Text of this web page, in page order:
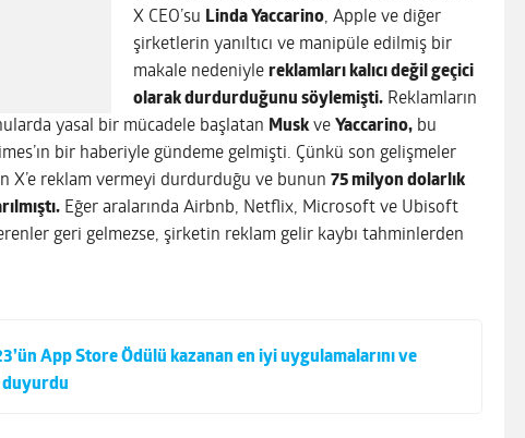
X CEO’su Linda Yaccarino, Apple ve diğer
şirketlerin yanıltıcı ve manipüle edilmiş bir
makale nedeniyle reklamları kalıcı değil geçici
olarak durdurduğunu söylemişti. Reklamların
yasal bir mücadele başlatan Musk ve Yaccarino, bu
bir haberiyle gündeme gelmişti. Çünkü son gelişmeler
X’e reklam vermeyi durdurduğu ve bunun 75 milyon dolarlık
Eğer aralarında Airbnb, Netflix, Microsoft ve Ubisoft
geri gelmezse, şirketin reklam gelir kaybı tahminlerden
App Store Ödülü kazanan en iyi uygulamalarını ve
duyurdu